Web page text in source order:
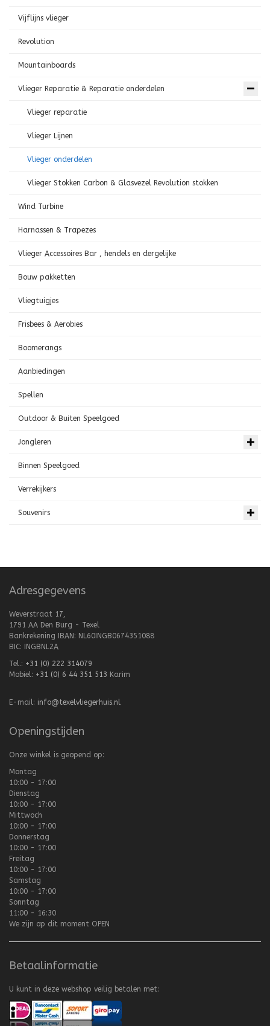
Vijflijns vlieger
Revolution
Mountainboards
Vlieger Reparatie & Reparatie onderdelen
Vlieger reparatie
Vlieger Lijnen
Vlieger onderdelen
Vlieger Stokken Carbon & Glasvezel Revolution stokken
Wind Turbine
Harnassen & Trapezes
Vlieger Accessoires Bar , hendels en dergelijke
Bouw pakketten
Vliegtuigjes
Frisbees & Aerobies
Boomerangs
Aanbiedingen
Spellen
Outdoor & Buiten Speelgoed
Jongleren
Binnen Speelgoed
Verrekijkers
Souvenirs
Adresgegevens
Weverstraat 17,
1791 AA Den Burg - Texel
Bankrekening IBAN: NL60INGB0674351088
BIC: INGBNL2A
Tel.: +31 (0) 222 314079
Mobiel: +31 (0) 6 44 351 513 Karim
E-mail: info@texelvliegerhuis.nl
Openingstijden
Onze winkel is geopend op:
Montag
10:00 - 17:00
Dienstag
10:00 - 17:00
Mittwoch
10:00 - 17:00
Donnerstag
10:00 - 17:00
Freitag
10:00 - 17:00
Samstag
10:00 - 17:00
Sonntag
11:00 - 16:30
We zijn op dit moment OPEN
Betaalinformatie
U kunt in deze webshop veilig betalen met: